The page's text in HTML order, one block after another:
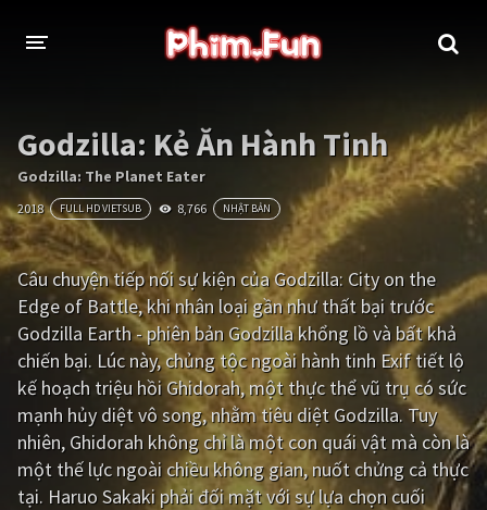
THỂ LOẠI
Thần thoại - Cổ trang Hành động
Tâm lý Chiến tranh
Võ thuật - Kiếm hiệp Nhạc kịch
Kinh dị Tội phạm - Hình sự
Phiêu lưu Hài hước
Viễn tưởng Khoa học - Tài liệu
Hoạt hình Thể thao
Tình cảm - Lãng mạn Kỳ ảo
Godzilla: Kẻ Ăn Hành Tinh
Godzilla: The Planet Eater
2018 FULL HD VIETSUB 8,766 NHẬT BẢN
Câu chuyện tiếp nối sự kiện của Godzilla: City on the
Edge of Battle, khi nhân loại gần như thất bại trước
Godzilla Earth - phiên bản Godzilla khổng lồ và bất khả
chiến bại. Lúc này, chủng tộc ngoài hành tinh Exif tiết lộ
kế hoạch triệu hồi Ghidorah, một thực thể vũ trụ có sức
mạnh hủy diệt vô song, nhằm tiêu diệt Godzilla. Tuy
nhiên, Ghidorah không chỉ là một con quái vật mà còn là
một thế lực ngoài chiều không gian, nuốt chửng cả thực
tại. Haruo Sakaki phải đối mặt với sự lựa chọn cuối